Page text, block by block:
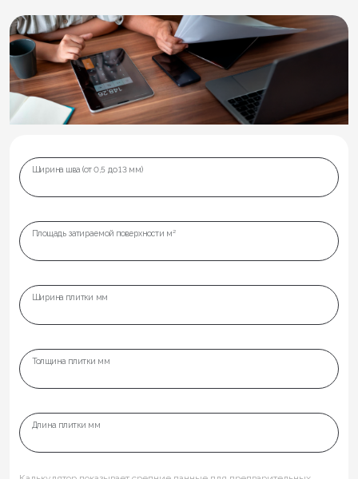
Ширина шва (от 0,5 до 13 мм)
Площадь затираемой поверхности м²
Ширина плитки мм
Толщина плитки мм
Длина плитки мм